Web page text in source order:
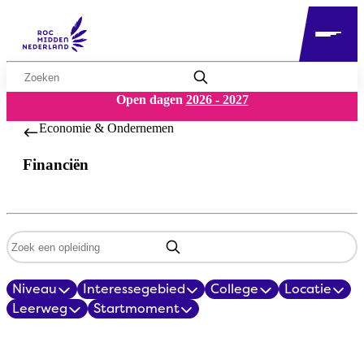
Zoekwoord
Open dagen 2026 - 2027
Economie & Ondernemen
Financiën
Zoekwoord
Filters
Niveau Interessegebied College
Locatie
Leerweg
Startmoment